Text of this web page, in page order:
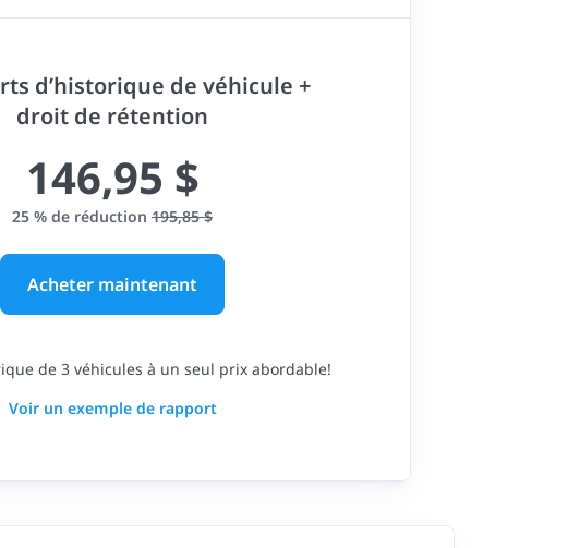
d’historique de véhicule +
droit de rétention
146,95 $
25 % de réduction 195,85 $
Acheter maintenant
de 3 véhicules à un seul prix abordable!
Voir un exemple de rapport